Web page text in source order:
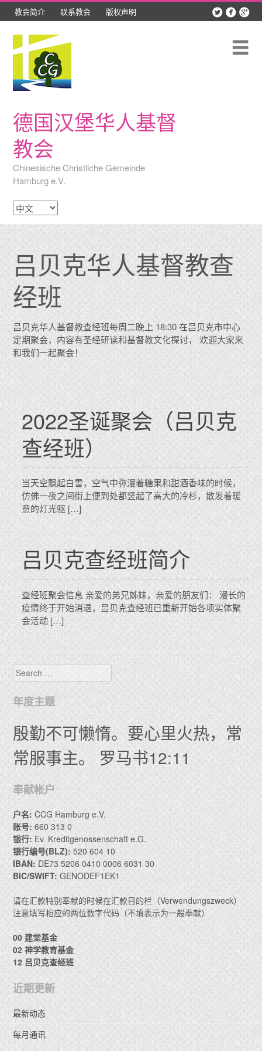
  
教会简介 联系教会 版权声明
德国汉堡华人基督
教会
Chinesische Christliche Gemeinde
Hamburg e.V.
选
择
Skip
content
最新动态
聚会时间
教会团契
讲道录音
网络资源
吕贝克查经班
吕贝克华人基督教查
经班
吕贝克华人基督教查经班每周二晚上 18:30 在吕贝克市中心
定期聚会，内容有圣经研读和基督教文化探讨， 欢迎大家来
和我们一起聚会！
2022圣诞聚会（吕贝克
查经班）
当天空飘起白雪，空气中弥漫着糖果和甜酒香味的时候，
仿佛一夜之间街上便到处都竖起了高大的冷杉，散发着暖
意的灯光驱 […]
吕贝克查经班简介
查经班聚会信息 亲爱的弟兄姊妹，亲爱的朋友们： 漫长的
疫情终于开始消退，吕贝克查经班已重新开始各项实体聚
会活动 […]
Search
年度主题
殷勤不可懒惰。要心里火热，常
常服事主。 罗马书12:11
奉献帐户
户名: CCG Hamburg e.V.
账号: 660 313 0
银行: Ev. Kreditgenossenschaft e.G.
银行编号(BLZ): 520 604 10
IBAN: DE73 5206 0410 0006 6031 30
BIC/SWIFT: GENODEF1EK1
请在汇款特别奉献的时候在汇款目的栏（Verwendungszweck）
注意填写相应的两位数字代码（不填表示为一般奉献）
00 建堂基金
02 神学教育基金
12 吕贝克查经班
近期更新
最新动态
每月通讯